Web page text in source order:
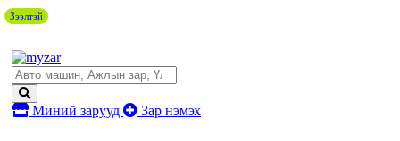
Миний зарууд Зар нэмэх
Зээлтэй